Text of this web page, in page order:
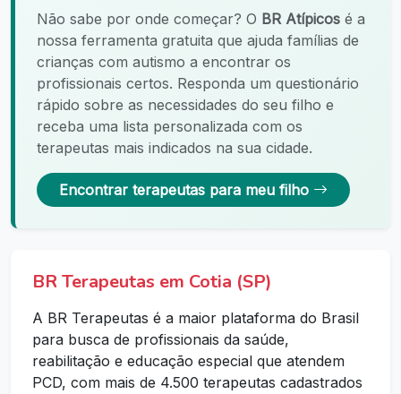
Não sabe por onde começar? O BR Atípicos é a
nossa ferramenta gratuita que ajuda famílias de
crianças com autismo a encontrar os
profissionais certos. Responda um questionário
rápido sobre as necessidades do seu filho e
receba uma lista personalizada com os
terapeutas mais indicados na sua cidade.
Encontrar terapeutas para meu filho
BR Terapeutas em Cotia (SP)
A BR Terapeutas é a maior plataforma do Brasil
para busca de profissionais da saúde,
reabilitação e educação especial que atendem
PCD, com mais de 4.500 terapeutas cadastrados